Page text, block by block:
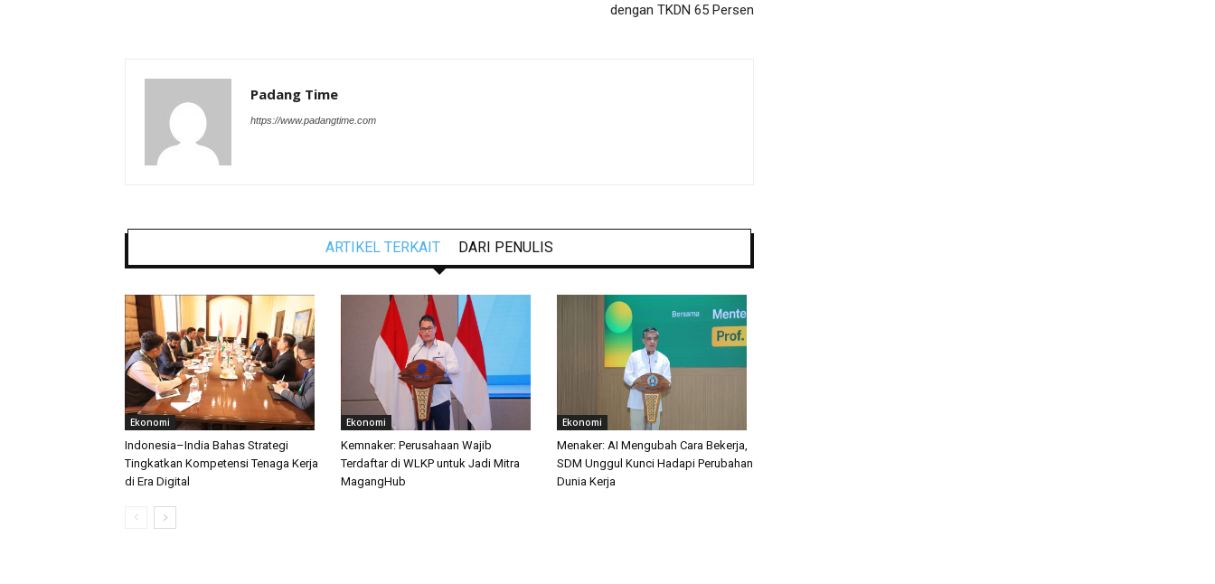
dengan TKDN 65 Persen
Padang Time
https://www.padangtime.com
ARTIKEL TERKAIT DARI PENULIS
Ekonomi
Indonesia–India Bahas Strategi
Tingkatkan Kompetensi Tenaga Kerja
di Era Digital
Ekonomi
Kemnaker: Perusahaan Wajib
Terdaftar di WLKP untuk Jadi Mitra
MagangHub
Ekonomi
Menaker: AI Mengubah Cara Bekerja,
SDM Unggul Kunci Hadapi Perubahan
Dunia Kerja